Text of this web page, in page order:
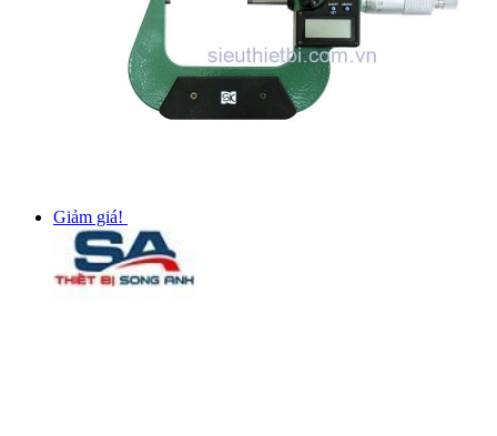
Giảm giá!